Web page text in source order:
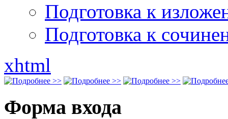
Подготовка к
Подготовка к
xhtml
Форма входа